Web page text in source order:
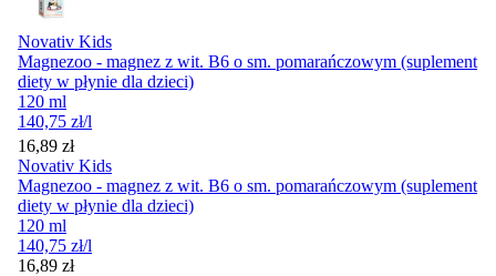
Novativ Kids
Magnezoo - magnez z wit. B6 o sm. pomarańczowym (suplement
diety w płynie dla dzieci)
120 ml
140,75 zł/l
Cena
16,89 zł
Novativ Kids
Magnezoo - magnez z wit. B6 o sm. pomarańczowym (suplement
diety w płynie dla dzieci)
120 ml
140,75 zł/l
Cena
16,89 zł